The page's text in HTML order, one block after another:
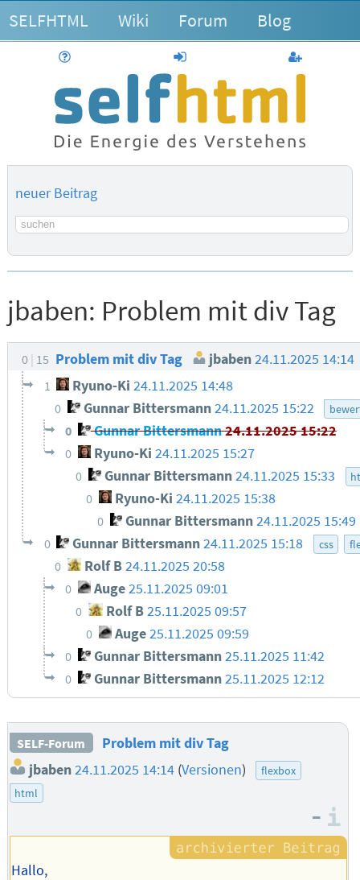
SELFHTML Wiki Forum Blog
anmelden
neuer Beitrag
Suchbegriff
jbaben: Problem mit div Tag
0 15 Problem mit div Tag jbaben 24.11.2025 14:14
1 Ryuno-Ki 24.11.2025 14:48
0 Gunnar Bittersmann 24.11.2025 15:22
0 Gunnar Bittersmann24.11.2025 15:22
0 Ryuno-Ki 24.11.2025 15:27
0 Gunnar Bittersmann24.11.2025 15:33
0 Ryuno-Ki 24.11.2025 15:38
0 Gunnar Bittersmann24.11.2025 15:49
0 Gunnar Bittersmann24.11.2025 15:18 css
0 Rolf B24.11.2025 20:58
0 Auge25.11.2025 09:01
0 Rolf B25.11.2025 09:57
0 Auge25.11.2025 09:59
0 Gunnar Bittersmann25.11.2025 11:42
0 Gunnar Bittersmann25.11.2025 12:12
SELF-Forum
Problem mit div Tag
jbaben 24.11.2025 14:14 (Versionen)
flexbox
html
–
Hallo,